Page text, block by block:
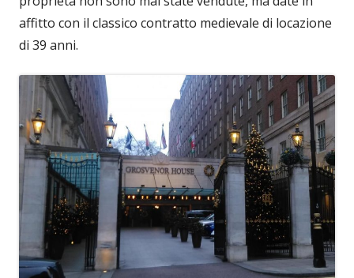
affitto con il classico contratto medievale di locazione
di 39 anni.